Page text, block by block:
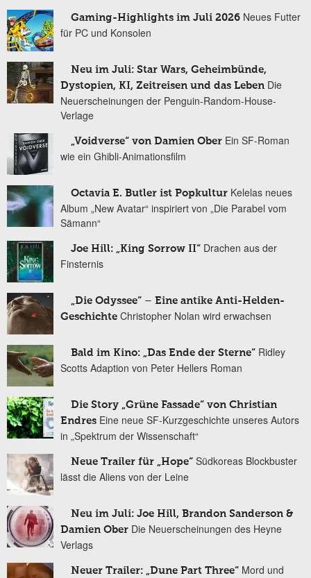
Gaming-Highlights im Juli 2026 Neues Futter
für PC und Konsolen
Neu im Juli: Star Wars, Geheimbünde,
Dystopien, KI, Zeitreisen und das Leben Die
Neuerscheinungen der Penguin-Random-House-
Verlage
„Voidverse“ von Damien Ober Ein SF-Roman
wie ein Ghibli-Animationsfilm
Octavia E. Butler ist Popkultur Kelelas neues
Album „New Avatar“ inspiriert von „Die Parabel vom
Sämann“
Joe Hill: „King Sorrow II“ Drachen aus der
Finsternis
„Die Odyssee“ – Eine antike Anti-Helden-
Geschichte Christopher Nolan wird erwachsen
Bald im Kino: „Das Ende der Sterne“ Ridley
Scotts Adaption von Peter Hellers Roman
Die Story „Grüne Fassade“ von Christian
Endres Eine neue SF-Kurzgeschichte unseres Autors
in „Spektrum der Wissenschaft“
Neue Trailer für „Hope“ Südkoreas Blockbuster
lässt die Aliens von der Leine
Neu im Juli: Joe Hill, Brandon Sanderson &
Damien Ober Die Neuerscheinungen des Heyne
Verlags
Neuer Trailer: „Dune Part Three“ Mord und